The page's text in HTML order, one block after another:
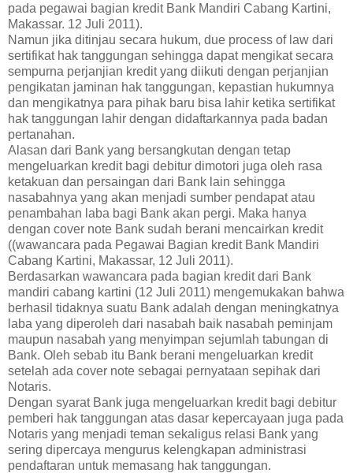
pada pegawai bagian kredit Bank Mandiri Cabang Kartini,
Makassar. 12 Juli 2011).
Namun jika ditinjau secara hukum, due process of law dari
sertifikat hak tanggungan sehingga dapat mengikat secara
sempurna perjanjian kredit yang diikuti dengan perjanjian
pengikatan jaminan hak tanggungan, kepastian hukumnya
dan mengikatnya para pihak baru bisa lahir ketika sertifikat
hak tanggungan lahir dengan didaftarkannya pada badan
pertanahan.
Alasan dari Bank yang bersangkutan dengan tetap
mengeluarkan kredit bagi debitur dimotori juga oleh rasa
ketakuan dan persaingan dari Bank lain sehingga
nasabahnya yang akan menjadi sumber pendapat atau
penambahan laba bagi Bank akan pergi. Maka hanya
dengan cover note Bank sudah berani mencairkan kredit
((wawancara pada Pegawai Bagian kredit Bank Mandiri
Cabang Kartini, Makassar, 12 Juli 2011).
Berdasarkan wawancara pada bagian kredit dari Bank
mandiri cabang kartini (12 Juli 2011) mengemukakan bahwa
berhasil tidaknya suatu Bank adalah dengan meningkatnya
laba yang diperoleh dari nasabah baik nasabah peminjam
maupun nasabah yang menyimpan sejumlah tabungan di
Bank. Oleh sebab itu Bank berani mengeluarkan kredit
setelah ada cover note sebagai pernyataan sepihak dari
Notaris.
Dengan syarat Bank juga mengeluarkan kredit bagi debitur
pemberi hak tanggungan atas dasar kepercayaan juga pada
Notaris yang menjadi teman sekaligus relasi Bank yang
sering dipercaya mengurus kelengkapan administrasi
pendaftaran untuk memasang hak tanggungan.